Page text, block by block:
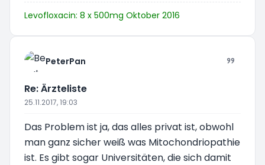
Levofloxacin: 8 x 500mg Oktober 2016
PeterPan
Re: Ärzteliste
25.11.2017, 19:03
Das Problem ist ja, das alles privat ist, obwohl
man ganz sicher weiß was Mitochondriopathie
ist. Es gibt sogar Universitäten, die sich damit